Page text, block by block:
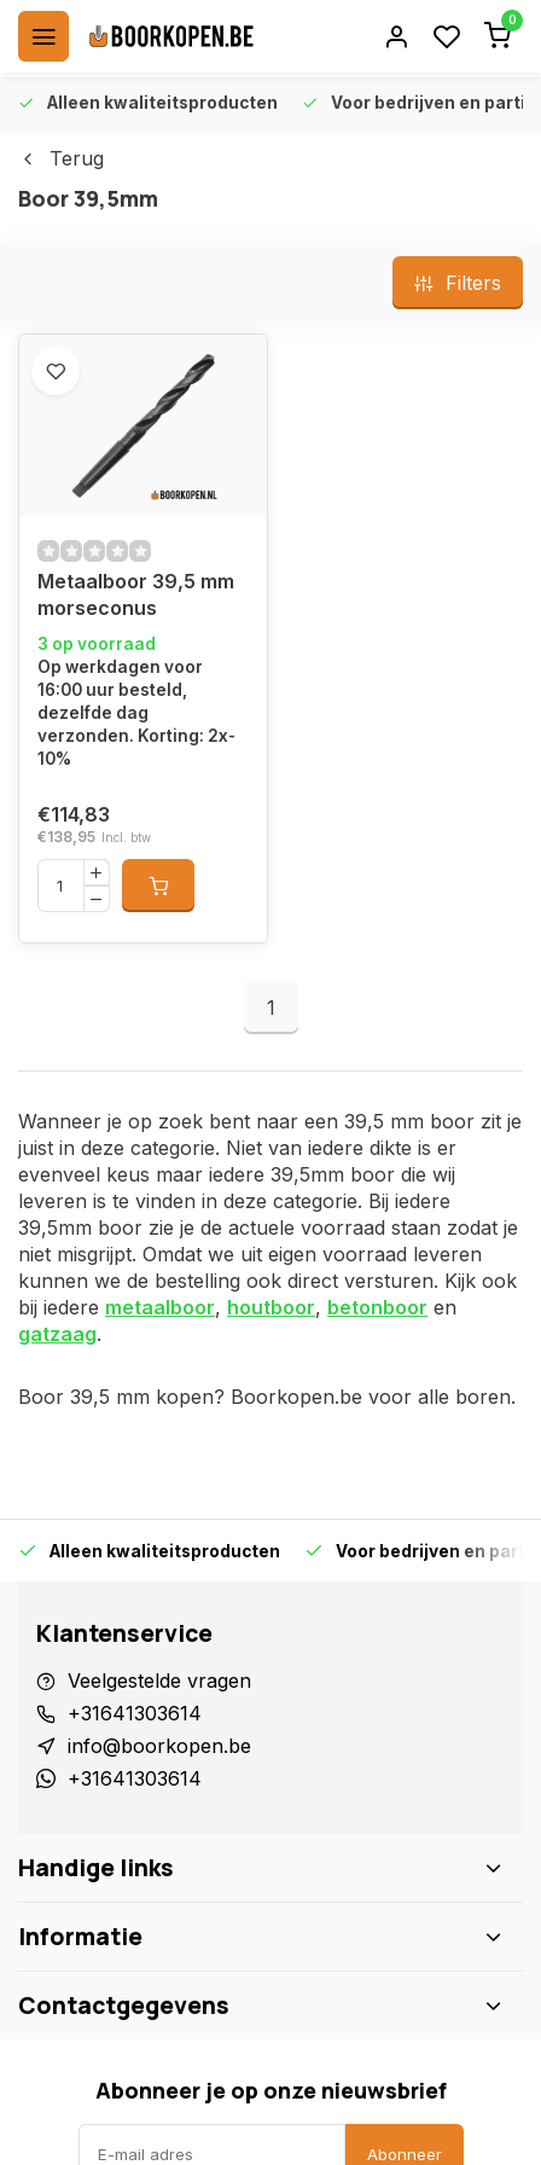
0
Alleen kwaliteitsproducten Voor bedrijven en
Terug
Boor 39,5mm
Filters
Metaalboor 39,5 mm
morseconus
3 op voorraad
Op werkdagen voor
16:00 uur besteld,
dezelfde dag
verzonden. Korting: 2x-
10%
€114,83
€138,95 Incl. btw
1
Wanneer je op zoek bent naar een 39,5 mm boor zit je
juist in deze categorie. Niet van iedere dikte is er
evenveel keus maar iedere 39,5mm boor die wij
leveren is te vinden in deze categorie. Bij iedere
39,5mm boor zie je de actuele voorraad staan zodat je
niet misgrijpt. Omdat we uit eigen voorraad leveren
kunnen we de bestelling ook direct versturen. Kijk ook
bij iedere metaalboor, houtboor, betonboor en
gatzaag.
Boor 39,5 mm kopen? Boorkopen.be voor alle boren.
Alleen kwaliteitsproducten Voor bedrijven en
Klantenservice
Veelgestelde vragen
+31641303614
info@boorkopen.be
+31641303614
Handige links
Informatie
Contactgegevens
Abonneer je op onze nieuwsbrief
Abonneer